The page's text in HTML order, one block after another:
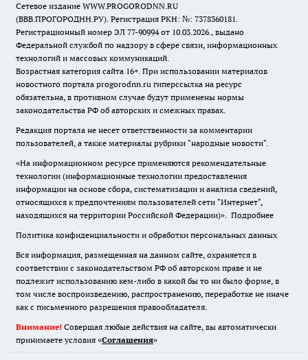
Сетевое издание WWW.PROGORODNN.RU
(ВВВ.ПРОГОРОДНН.РУ). Регистрация РКН: №: 7378360181.
Регистрационный номер ЭЛ 77-90994 от 10.03.2026., выдано
Федеральной службой по надзору в сфере связи, информационных
технологий и массовых коммуникаций.
Возрастная категория сайта 16+. При использовании материалов
новостного портала progorodnn.ru гиперссылка на ресурс
обязательна, в противном случае будут применены нормы
законодательства РФ об авторских и смежных правах.
Редакция портала не несет ответственности за комментарии
пользователей, а также материалы рубрики "народные новости".
«На информационном ресурсе применяются рекомендательные
технологии (информационные технологии предоставления
информации на основе сбора, систематизации и анализа сведений,
относящихся к предпочтениям пользователей сети "Интернет",
находящихся на территории Российской Федерации)». Подробнее
Политика конфиденциальности и обработки персональных данных
Вся информация, размещенная на данном сайте, охраняется в
соответствии с законодательством РФ об авторском праве и не
подлежит использованию кем-либо в какой бы то ни было форме, в
том числе воспроизведению, распространению, переработке не иначе
как с письменного разрешения правообладателя.
Внимание! Совершая любые действия на сайте, вы автоматически
принимаете условия «Cоглашения»